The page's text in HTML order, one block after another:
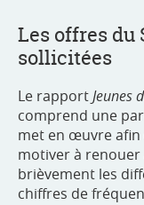
Les offres du
sollicitées
Le rapportJeunes
comprend une
met en œuvre afin
motiver à renouer
brièvement les
chiffres de